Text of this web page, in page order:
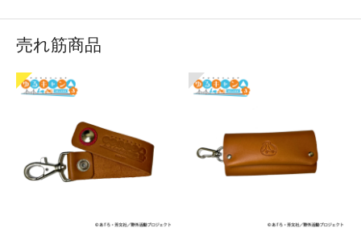
↓友だち追加はこちら
売れ筋商品